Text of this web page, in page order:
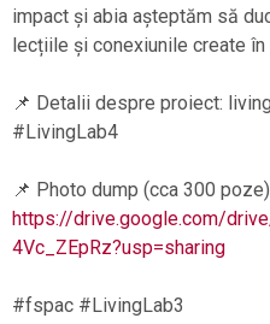
impact și abia așteptăm să
lecțiile și conexiunile create
📌 Detalii despre proiect:
#LivingLab4
📌 Photo dump (cca 300
https://drive.google.com/
4Vc_ZEpRz?usp=sharing
#fspac #LivingLab3